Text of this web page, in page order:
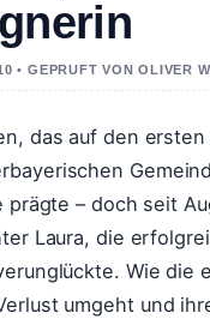
• GEPRUFT VON OLIVER
das auf den
prägte – doch seit
Laura, die
Wie die
umgeht und